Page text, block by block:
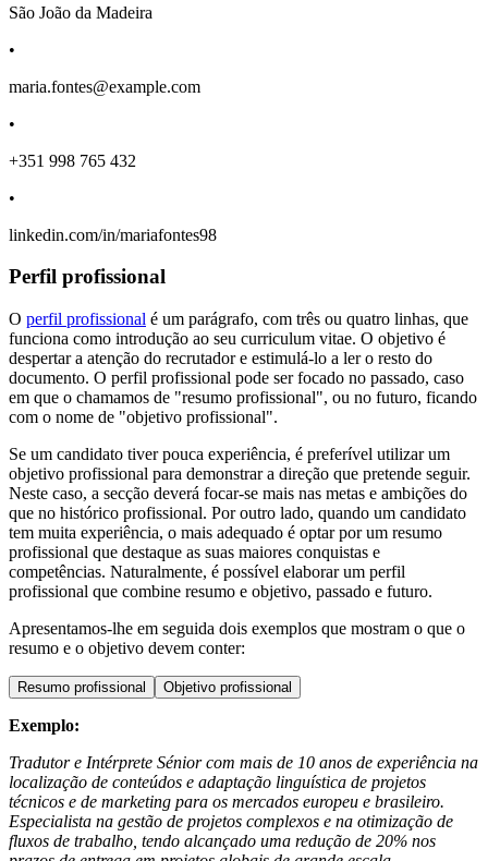
São João da Madeira
•
maria.fontes@example.com
•
+351 998 765 432
•
linkedin.com/in/mariafontes98
Perfil profissional
O perfil profissional é um parágrafo, com três ou quatro linhas, que
funciona como introdução ao seu curriculum vitae. O objetivo é
despertar a atenção do recrutador e estimulá-lo a ler o resto do
documento. O perfil profissional pode ser focado no passado, caso
em que o chamamos de "resumo profissional", ou no futuro, ficando
com o nome de "objetivo profissional".
Se um candidato tiver pouca experiência, é preferível utilizar um
objetivo profissional para demonstrar a direção que pretende seguir.
Neste caso, a secção deverá focar-se mais nas metas e ambições do
que no histórico profissional. Por outro lado, quando um candidato
tem muita experiência, o mais adequado é optar por um resumo
profissional que destaque as suas maiores conquistas e
competências. Naturalmente, é possível elaborar um perfil
profissional que combine resumo e objetivo, passado e futuro.
Apresentamos-lhe em seguida dois exemplos que mostram o que o
resumo e o objetivo devem conter:
Resumo profissional Objetivo profissional
Exemplo:
Tradutor e Intérprete Sénior com mais de 10 anos de experiência na
localização de conteúdos e adaptação linguística de projetos
técnicos e de marketing para os mercados europeu e brasileiro.
Especialista na gestão de projetos complexos e na otimização de
fluxos de trabalho, tendo alcançado uma redução de 20% nos